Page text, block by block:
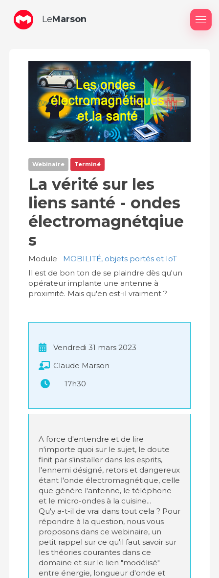
LeMarson
Webinaire Terminé
La vérité sur les
liens santé - ondes
électromagnétqiue
s
Module
MOBILITÉ, objets portés et IoT
Il est de bon ton de se plaindre dès qu'un
opérateur implante une antenne à
proximité. Mais qu'en est-il vraiment ?
Vendredi 31 mars 2023
Claude Marson
17h30
A force d'entendre et de lire
n'importe quoi sur le sujet, le doute
finit par s'installer dans les esprits,
l'ennemi désigné, retors et dangereux
étant l'onde électromagnétique, celle
que génère l'antenne, le téléphone
et le micro-ondes à la cuisine...
Qu'y a-t-il de vrai dans tout cela ? Pour
répondre à la question, nous vous
proposons dans ce webinaire, un
petit rappel sur ce qu'il faut savoir sur
les théories courantes dans ce
domaine et sur le lien "modélisé"
entre énergie, longueur d'onde et